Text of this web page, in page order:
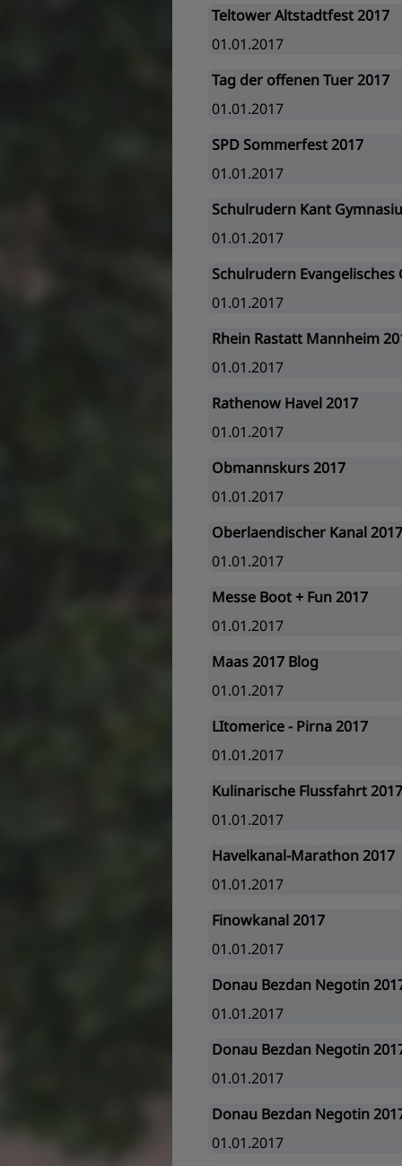
Teltower Altstadtfest 2017
01.01.2017
Tag der offenen Tuer 2017
01.01.2017
SPD Sommerfest 2017
01.01.2017
Schulrudern Kant
01.01.2017
Schulrudern Evangelisches
01.01.2017
Rhein Rastatt Mannheim
01.01.2017
Rathenow Havel 2017
01.01.2017
Obmannskurs 2017
01.01.2017
Oberlaendischer Kanal 2017
01.01.2017
Messe Boot + Fun 2017
01.01.2017
Maas 2017 Blog
01.01.2017
LItomerice - Pirna 2017
01.01.2017
Kulinarische Flussfahrt 2017
01.01.2017
Havelkanal-Marathon 2017
01.01.2017
Finowkanal 2017
01.01.2017
Donau Bezdan Negotin
01.01.2017
Donau Bezdan Negotin
01.01.2017
Donau Bezdan Negotin
01.01.2017